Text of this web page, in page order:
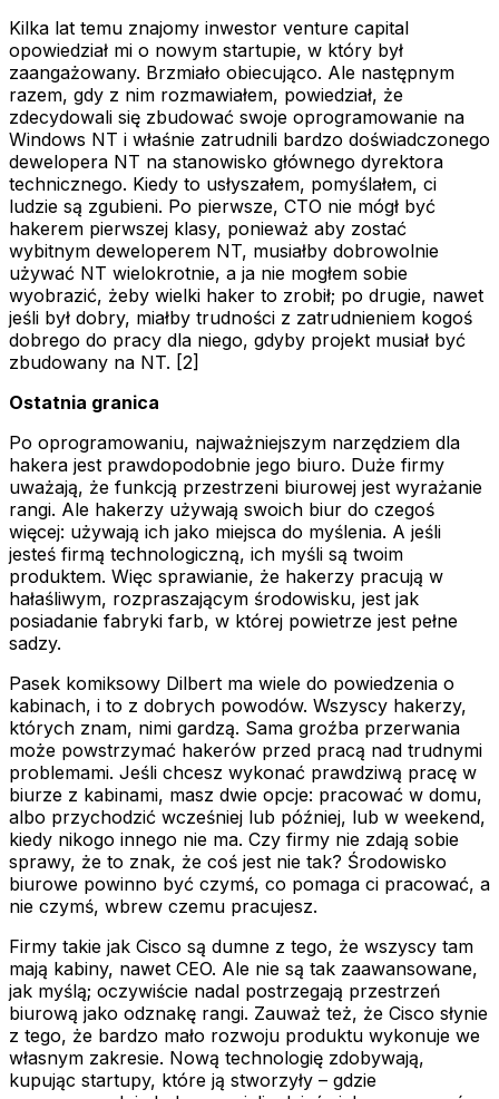
Kilka lat temu znajomy inwestor venture capital
opowiedział mi o nowym startupie, w który był
zaangażowany. Brzmiało obiecująco. Ale następnym
razem, gdy z nim rozmawiałem, powiedział, że
zdecydowali się zbudować swoje oprogramowanie na
Windows NT i właśnie zatrudnili bardzo doświadczonego
dewelopera NT na stanowisko głównego dyrektora
technicznego. Kiedy to usłyszałem, pomyślałem, ci
ludzie są zgubieni. Po pierwsze, CTO nie mógł być
hakerem pierwszej klasy, ponieważ aby zostać
wybitnym deweloperem NT, musiałby dobrowolnie
używać NT wielokrotnie, a ja nie mogłem sobie
wyobrazić, żeby wielki haker to zrobił; po drugie, nawet
jeśli był dobry, miałby trudności z zatrudnieniem kogoś
dobrego do pracy dla niego, gdyby projekt musiał być
zbudowany na NT. [2]
Ostatnia granica
Po oprogramowaniu, najważniejszym narzędziem dla
hakera jest prawdopodobnie jego biuro. Duże firmy
uważają, że funkcją przestrzeni biurowej jest wyrażanie
rangi. Ale hakerzy używają swoich biur do czegoś
więcej: używają ich jako miejsca do myślenia. A jeśli
jesteś firmą technologiczną, ich myśli są twoim
produktem. Więc sprawianie, że hakerzy pracują w
hałaśliwym, rozpraszającym środowisku, jest jak
posiadanie fabryki farb, w której powietrze jest pełne
sadzy.
Pasek komiksowy Dilbert ma wiele do powiedzenia o
kabinach, i to z dobrych powodów. Wszyscy hakerzy,
których znam, nimi gardzą. Sama groźba przerwania
może powstrzymać hakerów przed pracą nad trudnymi
problemami. Jeśli chcesz wykonać prawdziwą pracę w
biurze z kabinami, masz dwie opcje: pracować w domu,
albo przychodzić wcześniej lub później, lub w weekend,
kiedy nikogo innego nie ma. Czy firmy nie zdają sobie
sprawy, że to znak, że coś jest nie tak? Środowisko
biurowe powinno być czymś, co pomaga ci pracować, a
nie czymś, wbrew czemu pracujesz.
Firmy takie jak Cisco są dumne z tego, że wszyscy tam
mają kabiny, nawet CEO. Ale nie są tak zaawansowane,
jak myślą; oczywiście nadal postrzegają przestrzeń
biurową jako odznakę rangi. Zauważ też, że Cisco słynie
z tego, że bardzo mało rozwoju produktu wykonuje we
własnym zakresie. Nową technologię zdobywają,
kupując startupy, które ją stworzyły – gdzie